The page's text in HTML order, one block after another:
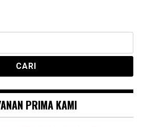
PRIMA KAMI